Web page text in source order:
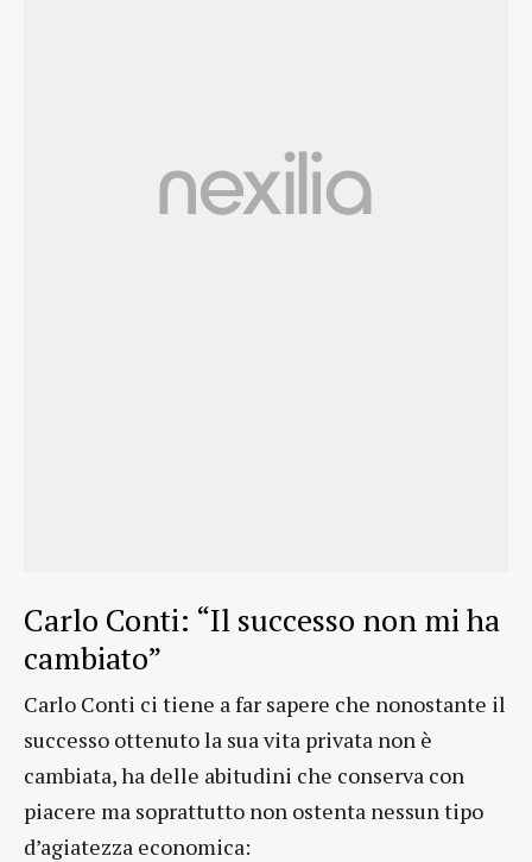
Carlo Conti: “Il successo non mi ha
cambiato”
Carlo Conti ci tiene a far sapere che nonostante il
successo ottenuto la sua vita privata non è
cambiata, ha delle abitudini che conserva con
piacere ma soprattutto non ostenta nessun tipo
d’agiatezza economica: